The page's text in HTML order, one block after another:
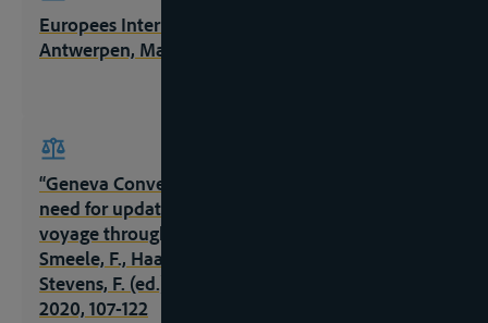
Europees Internationaal Rivierenrecht, 2de ed.,
Antwerpen, Maklu, 2023
“Geneva Convention of 1960 – Relevance and
need for update” in Festschrift Resi Hacksteiner. A
voyage through the Law of Inland Shipping,
Smeele, F., Haak, K., Fischer, M., Sprenger, W. en
Stevens, F. (ed.), Den Haag, Eleven Publishing,
2020, 107-122